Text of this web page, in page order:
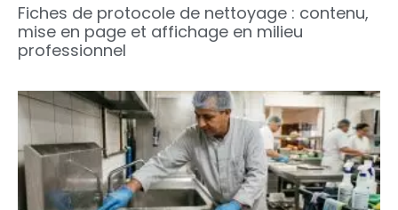
Fiches de protocole de nettoyage : contenu,
mise en page et affichage en milieu
professionnel